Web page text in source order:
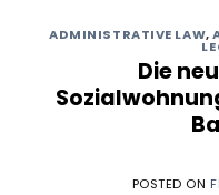
ADMINISTRATIVE LAW,
Die
POSTED ON